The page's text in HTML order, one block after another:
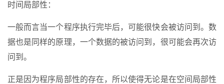
时间局部性：
一般而言当一个程序执行完毕后，可能很快会被访问到。数
据也是同样的原理，一个数据的被访问到，很可能会再次访
问到。
正是因为程序局部性的存在，所以使得无论是在空间局部性